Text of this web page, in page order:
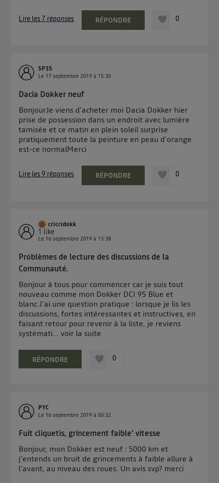
Lire les 7 réponses RÉPONDRE 0
SP35
Le 17 septembre 2019 à 15:30
Dacia Dokker neuf
BonjourJe viens d'acheter moi Dacia Dokker hier
prise de possession dans un endroit avec lumière
tamisée et ce matin en plein soleil surprise
pratiquement toute la peinture en peau d'orange
est-ce normalMerci
Lire les 9 réponses RÉPONDRE 0
cricridokk
1like
Le 16 septembre 2019 à 13:38
Problèmes de lecture des discussions de la
Communauté.
Bonjour à tous pour commencer car je suis tout
nouveau comme mon Dokker DCI 95 Blue et
blanc.J'ai une question pratique : lorsque je lis les
discussions, fortes intéressantes et instructives, en
faisant retour pour revenir à la liste, je reviens
systémati...voir la suite
RÉPONDRE 0
PYC
Le 16 septembre 2019 à00:32
Fuit cliquetis, grincement faible' vitesse
Bonjour, mon Dokker est neuf : 5000 km et
j'entends un bruit de grincements à faible allure à
l'avant, au niveau des roues. Un avis svp? merci
d'information sur les données personnelles
d'Utiq.